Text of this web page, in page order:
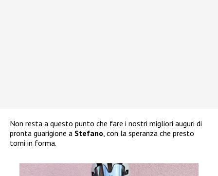
Non resta a questo punto che fare i nostri migliori auguri di
pronta guarigione a Stefano , con la speranza che presto
torni in forma.